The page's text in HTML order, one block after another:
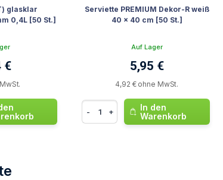
glasklar
0,4L [50 St.]
€
Serviette PREMIUM Dekor-R weiß
40 x 40 cm [50 St.]
Auf Lager
5,95 €
4,92 € ohne MwSt.
- +
In den
Warenkorb